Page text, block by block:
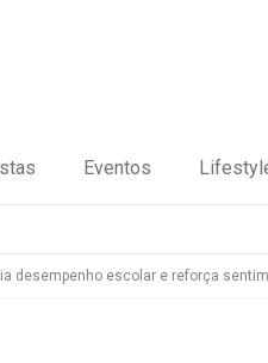
Eventos
desempenho escolar e reforça